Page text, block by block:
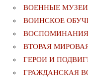
ВОЕННЫЕ МУЗЕИ
ВОИНСКОЕ
ВОСПОМИНАНИЯ
ВТОРАЯ
ГЕРОИ И
ГРАЖДАНСКАЯ